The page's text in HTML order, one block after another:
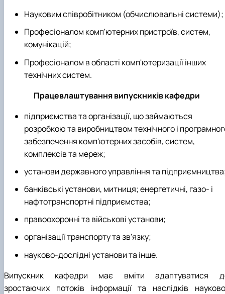
Науковим співробітником (обчислювальні системи);
Професіоналом комп'ютерних пристроїв, систем,
комунікацій;
Професіоналом в області комп'ютеризації інших
технічних систем.
Працевлаштування випускників кафедри
підприємства та організації, що займаються
розробкою та виробництвом технічного і
забезпечення комп'ютерних засобів, систем,
комплексів та мереж;
установи державного управління та
банківські установи, митниця; енергетичні, газо- і
нафтотранспортні підприємства;
правоохоронні та військові установи;
організації транспорту та зв'язку;
науково-дослідні установи та інше.
Випускник кафедри має вміти адаптуватися
зростаючих потоків інформації та наслідків